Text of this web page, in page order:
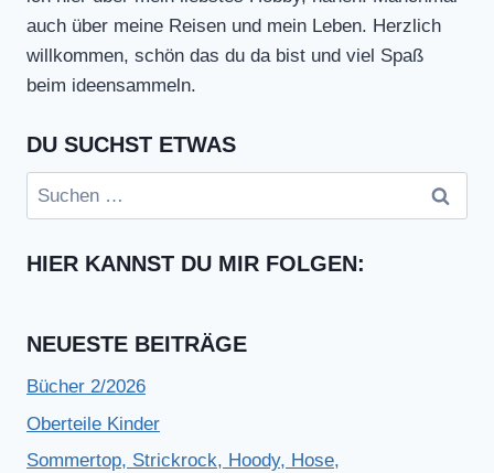
auch über meine Reisen und mein Leben. Herzlich
willkommen, schön das du da bist und viel Spaß
beim ideensammeln.
DU SUCHST ETWAS
Suchen
nach:
HIER KANNST DU MIR FOLGEN:
NEUESTE BEITRÄGE
Bücher 2/2026
Oberteile Kinder
Sommertop, Strickrock, Hoody, Hose,